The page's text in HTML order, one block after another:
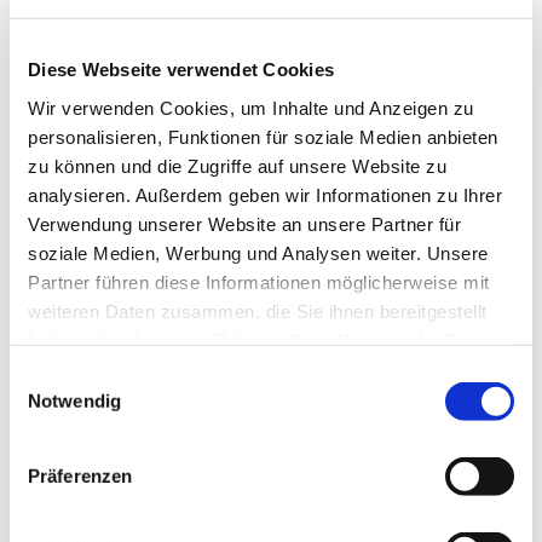
Diese Webseite verwendet Cookies
Wir verwenden Cookies, um Inhalte und Anzeigen zu
personalisieren, Funktionen für soziale Medien anbieten
zu können und die Zugriffe auf unsere Website zu
analysieren. Außerdem geben wir Informationen zu Ihrer
Verwendung unserer Website an unsere Partner für
soziale Medien, Werbung und Analysen weiter. Unsere
Partner führen diese Informationen möglicherweise mit
weiteren Daten zusammen, die Sie ihnen bereitgestellt
Notwendig
Präferenzen
Adventszeit beteiligten, sprachen sich für Dietrich
Das Presbyterium konnte sich vorab zudem die
beiden Namen „Evangelische Hoffnungs-Gemeinde
Bochum-Südwest“ sowie „Evangelische Segens-
Gemeinde Bochum-Südwest“ vorstellen. Für
„Hoffnung“ votierten allerdings nur 22 Leute ,11
Personen für „Segen“. „Diese Gewichtung war in den
jetzigen Kirchengemeinden fast identisch“, stellt
Menzel dazu fest: „Manche schickten uns sogar eine
mit“, so der Pfarrer erfreut weiter.
der Corona-Krise weiter.